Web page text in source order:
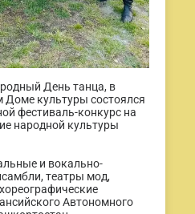
День танца, в
Доме культуры состоялся
фестиваль-конкурс на
народной культуры
и вокально-
театры мод,
Автономного